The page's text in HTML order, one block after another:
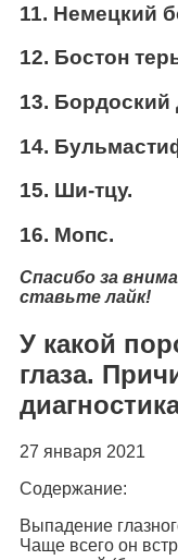
11. Немецкий
12. Бостон
13. Бордоский
14.
15. Ши-тцу.
16. Мопс.
Спасибо за
ставьте лайк!
У какой
глаза.
27 января 2021
Содержание:
Выпадение
Чаще всего он